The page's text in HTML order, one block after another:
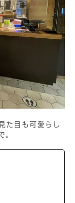
た目も可愛らし